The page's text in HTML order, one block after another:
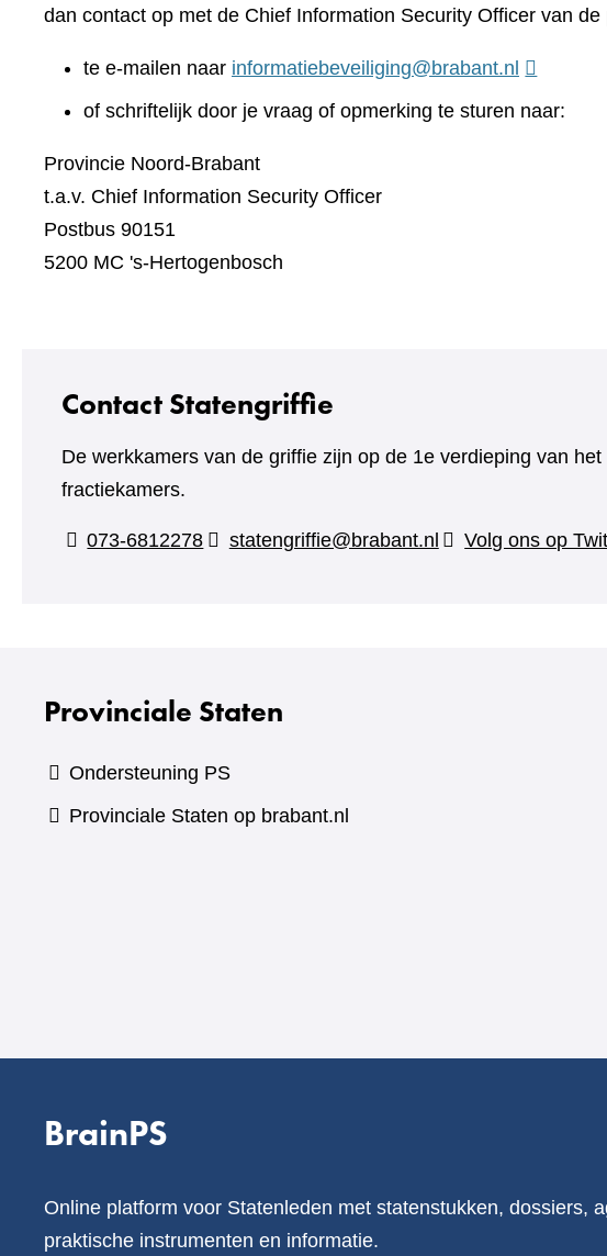
dan contact op met de Chief Information Security Officer van de
te e-mailen naar informatiebeveiliging@brabant.nl
of schriftelijk door je vraag of opmerking te sturen naar:
Provincie Noord-Brabant
t.a.v. Chief Information Security Officer
Postbus 90151
5200 MC 's-Hertogenbosch
Contact Statengriffie
De werkkamers van de griffie zijn op de 1e verdieping van
fractiekamers.
073-6812278 statengriffie@brabant.nl Volg ons op
Provinciale Staten
Ondersteuning PS
Provinciale Staten op brabant.nl
BrainPS
Online platform voor Statenleden met statenstukken, dossiers,
praktische instrumenten en informatie.